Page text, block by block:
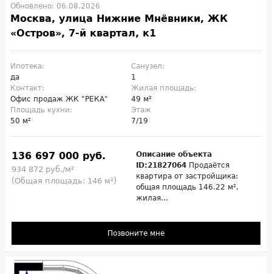
Обновлено: 06.08.2026
Москва, улица Нижние Мнёвники, ЖК
«Остров», 7-й квартал, к1
Ипотека:
да
Санузел:
1
Контакт:
Офис продаж ЖК "РЕКА"
Жилая площадь:
49 м²
Площадь кухни:
50 м²
Этаж
7/19
136 697 000 руб.
934 872 руб./м²
(Общая площадь: 146 м²)
Описание объекта
ID:21827064 Продаётся
квартира от застройщика:
общая площадь 146.22 м²,
жилая...
Позвоните мне